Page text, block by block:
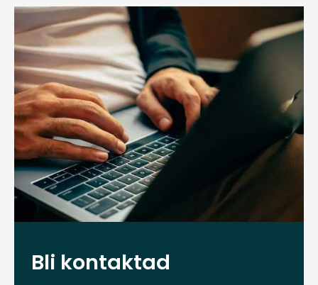
Bli kontaktad